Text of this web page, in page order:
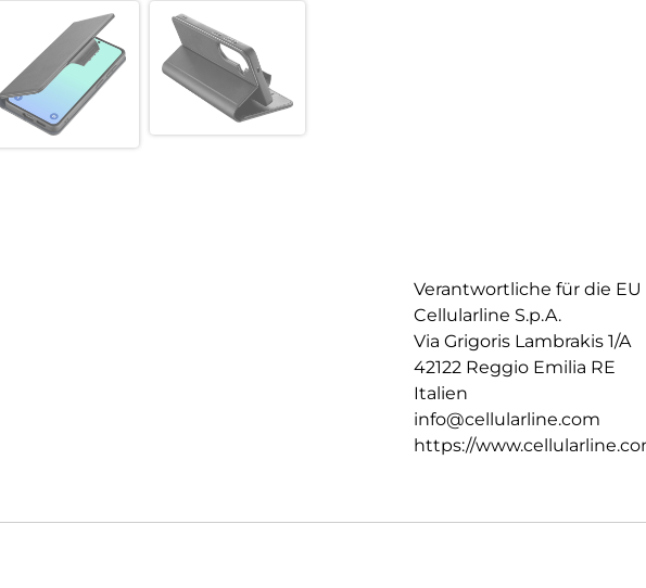
Verantwortliche für die EU
Cellularline S.p.A.
Via Grigoris Lambrakis 1/A
42122 Reggio Emilia RE
Italien
info@cellularline.com
https://